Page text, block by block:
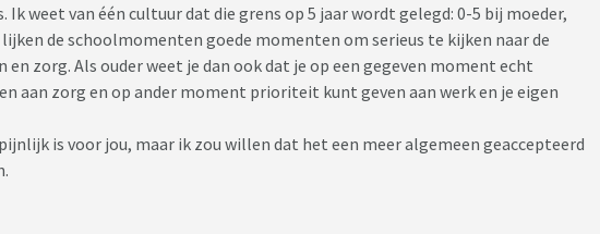
Ik weet van één cultuur dat die grens op 5 jaar wordt gelegd: 0-5 bij moeder,
lijken de schoolmomenten goede momenten om serieus te kijken naar de
en zorg. Als ouder weet je dan ook dat je op een gegeven moment echt
aan zorg en op ander moment prioriteit kunt geven aan werk en je eigen
is voor jou, maar ik zou willen dat het een meer algemeen geaccepteerd